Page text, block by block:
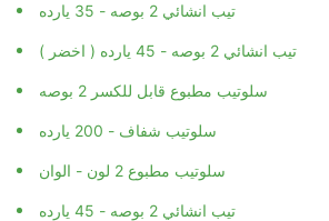
تيب انشائي 2 بوصه - 35 يارده
تيب انشائي 2 بوصه - 45 يارده ( اخضر )
سلوتيب مطبوع قابل للكسر 2 بوصه
سلوتيب شفاف - 200 يارده
سلوتيب مطبوع 2 لون - الوان
تيب انشائي 2 بوصه - 45 يارده